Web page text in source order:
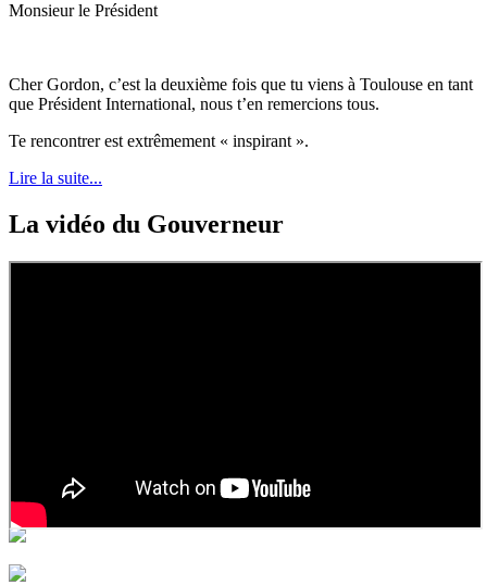
Monsieur le Président
Cher Gordon, c’est la deuxième fois que tu viens à Toulouse en tant
que Président International, nous t’en remercions tous.
Te rencontrer est extrêmement « inspirant ».
Lire la suite...
La vidéo du Gouverneur